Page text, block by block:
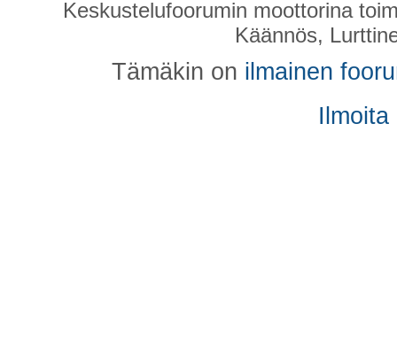
Keskustelufoorumin moottorina
Käännös,
Tämäkin on ilmainen